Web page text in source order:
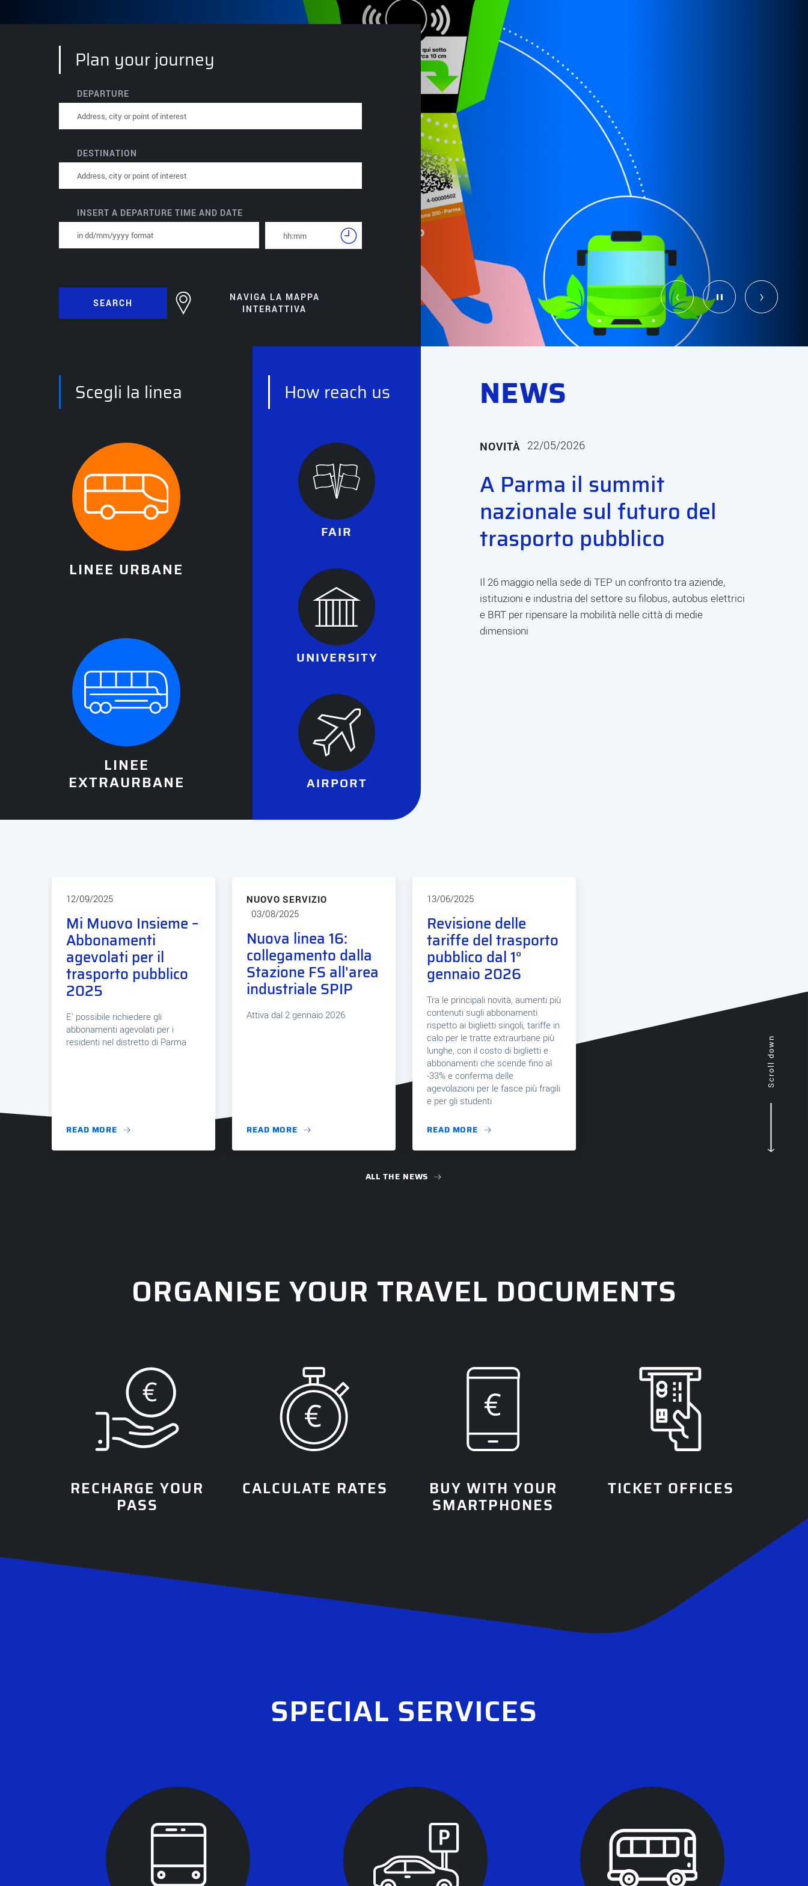
‹ ›
‹
Scroll down
Plan your journey
DEPARTURE
DESTINATION
INSERT A DEPARTURE TIME AND DATE
SEARCH
NAVIGA LA MAPPA
INTERATTIVA
Scegli la linea
LINEE URBANE
LINEE
EXTRAURBANE
How reach us
FAIR
UNIVERSITY
AIRPORT
NEWS
NOVITÀ 22/05/2026
A Parma il summit
nazionale sul futuro del
trasporto pubblico
Il 26 maggio nella sede di TEP un confronto tra aziende,
istituzioni e industria del settore su filobus, autobus elettrici
e BRT per ripensare la mobilità nelle città di medie
dimensioni
12/09/2025
Mi Muovo Insieme –
Abbonamenti
agevolati per il
trasporto pubblico
2025
E' possibile richiedere gli
abbonamenti agevolati per i
residenti nel distretto di Parma
READ MORE
NUOVO SERVIZIO
03/08/2025
Nuova linea 16:
collegamento dalla
Stazione FS all'area
industriale SPIP
Attiva dal 2 gennaio 2026
READ MORE
13/06/2025
Revisione delle
tariffe del trasporto
pubblico dal 1°
gennaio 2026
Tra le principali novità, aumenti più
contenuti sugli abbonamenti
rispetto ai biglietti singoli, tariffe in
calo per le tratte extraurbane più
lunghe, con il costo di biglietti e
abbonamenti che scende fino al
-33% e conferma delle
agevolazioni per le fasce più fragili
e per gli studenti
READ MORE
ALL THE NEWS
ORGANISE YOUR TRAVEL DOCUMENTS
RECHARGE YOUR
PASS
CALCULATE RATES BUY WITH YOUR
SMARTPHONES
TICKET OFFICES
SPECIAL SERVICES